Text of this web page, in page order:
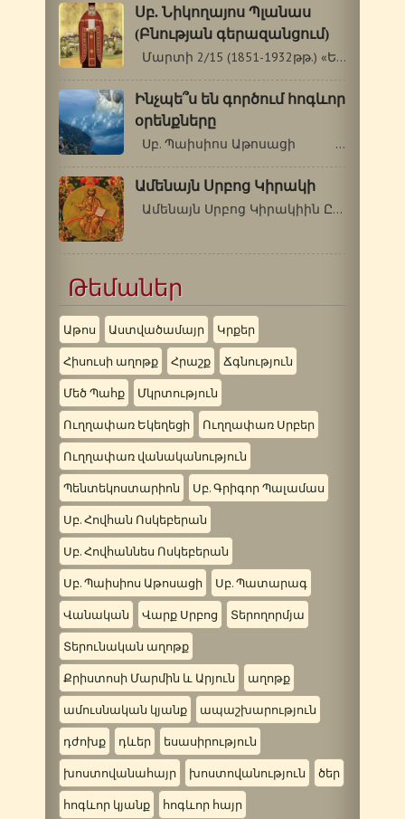
Սբ. Նիկողայոս Պլանաս
(Բնության գերազանցում)
Մարտի 2/15 (1851-1932թթ.) «Երանի՜ նրանց,…
Ինչպե՞ս են գործում հոգևոր
օրենքները
Սբ. Պաիսիոս Աթոսացի - Գե՛րոնդա,…
Ամենայն Սրբոց Կիրակի
Ամենայն Սրբոց Կիրակիին ԸՆդհանրական…
Թեմաներ
Աթոս Աստվածամայր Կրքեր
Հիսուսի աղոթք Հրաշք Ճգնություն
Մեծ Պահք Մկրտություն
Ուղղափառ Եկեղեցի Ուղղափառ Սրբեր
Ուղղափառ վանականություն
Պենտեկոստարիոն Սբ. Գրիգոր Պալամաս
Սբ. Հովհան Ոսկեբերան
Սբ. Հովհաննես Ոսկեբերան
Սբ. Պաիսիոս Աթոսացի Սբ. Պատարագ
Վանական Վարք Սրբոց Տերողորմյա
Տերունական աղոթք
Քրիստոսի Մարմին և Արյուն աղոթք
ամուսնական կյանք ապաշխարություն
դժոխք դևեր եսասիրություն
խոստովանահայր խոստովանություն ծեր
հոգևոր կյանք հոգևոր հայր